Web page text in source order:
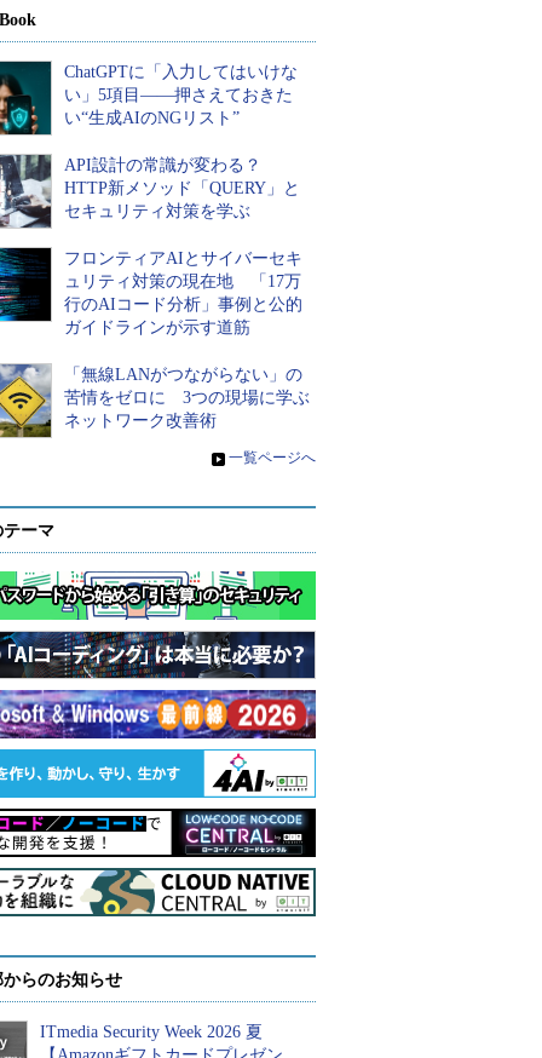
ChatGPTに「入力してはいけな
い」5項目――押さえておきた
い“生成AIのNGリスト”
API設計の常識が変わる？
HTTP新メソッド「QUERY」と
セキュリティ対策を学ぶ
フロンティアAIとサイバーセキ
ュリティ対策の現在地 「17万
行のAIコード分析」事例と公的
ガイドラインが示す道筋
「無線LANがつながらない」の
苦情をゼロに 3つの現場に学ぶ
ネットワーク改善術
» 一覧ページへ
ーマ
らのお知らせ
ITmedia Security Week 2026 夏